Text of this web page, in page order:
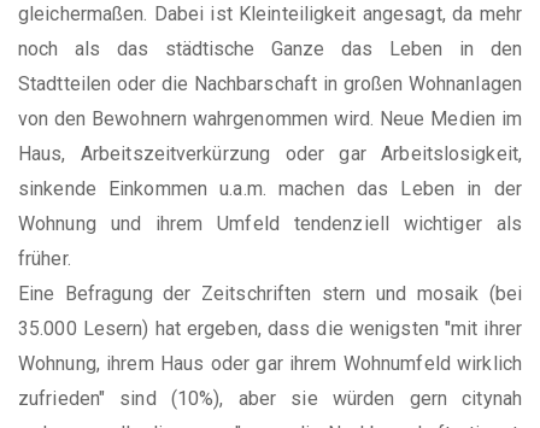
gleichermaßen. Dabei ist Kleinteiligkeit angesagt, da mehr
noch als das städtische Ganze das Leben in den
Stadtteilen oder die Nachbarschaft in großen Wohnanlagen
von den Bewohnern wahrgenommen wird. Neue Medien im
Haus, Arbeitszeitverkürzung oder gar Arbeitslosigkeit,
sinkende Einkommen u.a.m. machen das Leben in der
Wohnung und ihrem Umfeld tendenziell wichtiger als
früher.
Eine Befragung der Zeitschriften stern und mosaik (bei
35.000 Lesern) hat ergeben, dass die wenigsten "mit ihrer
Wohnung, ihrem Haus oder gar ihrem Wohnumfeld wirklich
zufrieden" sind (10%), aber sie würden gern citynah